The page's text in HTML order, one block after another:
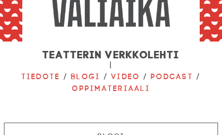
Teatterin verkkolehti
|
Tiedote
/Blogi /Video /Podcast /
Oppimateriaali